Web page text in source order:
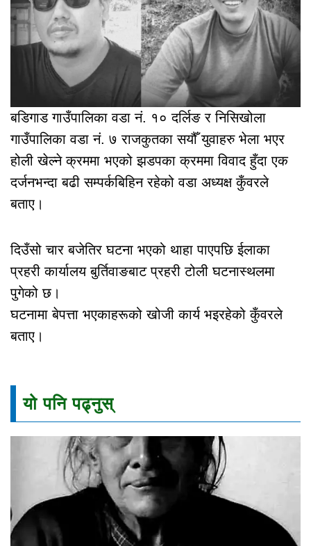
बडिगाड गाउँपालिका वडा नं. १० दर्लिङ र निसिखोला
गाउँपालिका वडा नं. ७ राजकुतका सयौँ युवाहरु भेला भएर
होली खेल्ने क्रममा भएको झडपका क्रममा विवाद हुँदा एक
दर्जनभन्दा बढी सम्पर्कबिहिन रहेको वडा अध्यक्ष कुँवरले
बताए।
दिउँसो चार बजेतिर घटना भएको थाहा पाएपछि ईलाका
प्रहरी कार्यालय बुर्तिवाङबाट प्रहरी टोली घटनास्थलमा
पुगेको छ।
घटनामा बेपत्ता भएकाहरूको खोजी कार्य भइरहेको कुँवरले
बताए।
यो पनि पढ्नुस्